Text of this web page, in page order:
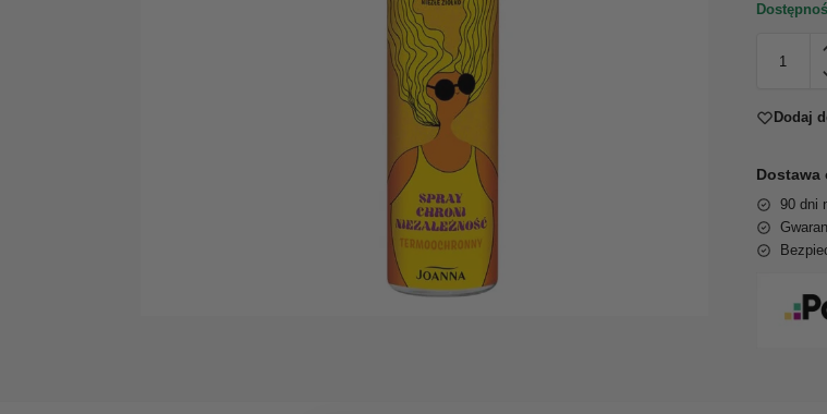
Dodaj
Dostawa
90 dni